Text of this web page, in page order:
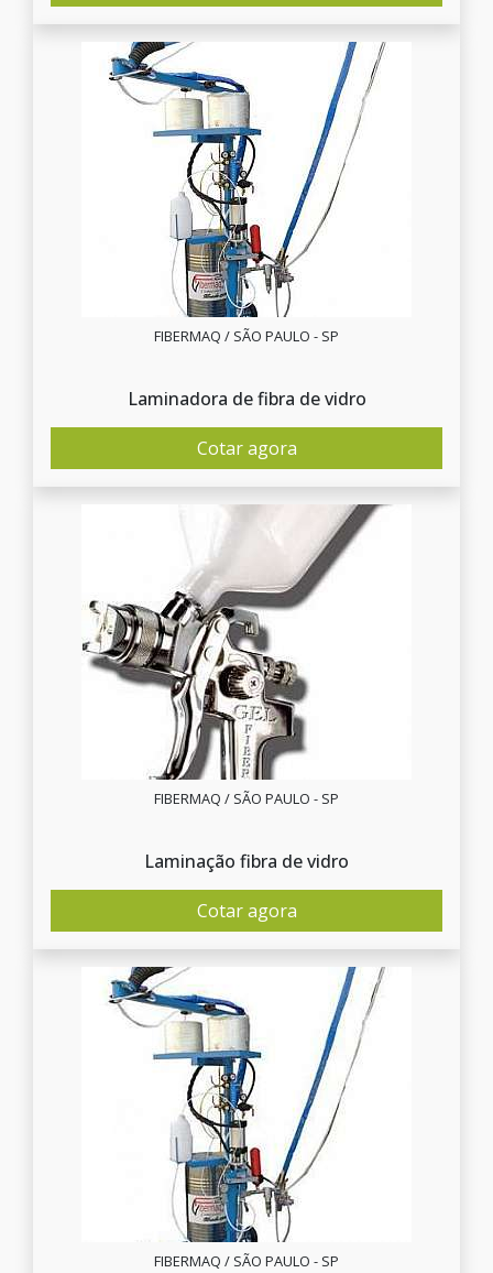
FIBERMAQ / SÃO PAULO - SP
Laminadora de fibra de vidro
Cotar agora
FIBERMAQ / SÃO PAULO - SP
Laminação fibra de vidro
Cotar agora
FIBERMAQ / SÃO PAULO - SP